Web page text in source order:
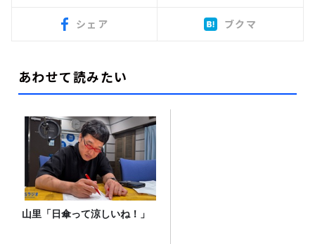
シェア ブクマ
あわせて読みたい
山里「日傘って涼しいね！」